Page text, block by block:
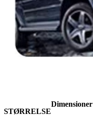
STØRRELSE
Dimensioner